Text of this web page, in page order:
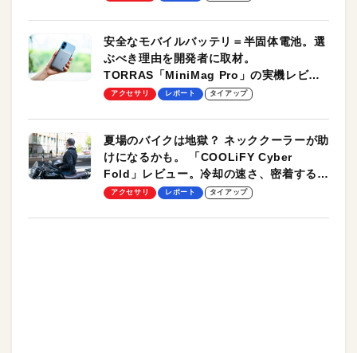
安全なモバイルバッテリ＝半固体電池。選
ぶべき理由を開発者に取材。
TORRAS「MiniMag Pro」の実機レビュ
ーも
アクセサリ レポート タイアップ
夏場のバイクは地獄？ ネッククーラーが助
けになるかも。 「COOLiFY Cyber
Fold」レビュー。冷却の速さ、密着する冷
却プレート、シンプルな操作性がグッド！
アクセサリ レポート タイアップ